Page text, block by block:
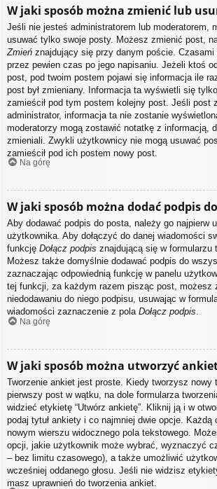
W jaki sposób można zmienić lub
Jeśli nie jesteś administratorem lub moderatorem,
usuwać tylko swoje posty. Możesz zmienić post,
Zmień znajdujący się przy danym poście.
przez pewien czas po jego napisaniu. Jeżeli ktoś
post, pod twoim postem pojawi się informacja ile
post był zmieniany. Informacja ta wyświetli się
zamieścił pod tym postem kolejny post. Jeśli post
administrator, informacja ta nie zostanie
moderatorzy mogą zostawić notatkę z informacją,
zmieniali. Zwykli użytkownicy nie mogą usuwać
zamieścił pod ich postem nowy post.
Na górę
W jaki sposób można dodać podpis
Aby dodawać podpis do posta, należy go najpierw
użytkownika. Aby dołączyć do danej wiadomości
funkcję Dołącz podpis znajdującą się w formularzu
Możesz także domyślnie dodawać podpis do
zaznaczając odpowiednią funkcję w panelu
tej funkcji, za każdym razem pisząc post, możesz
niedodawaniu do niego podpisu, usuwając w
wiadomości zaznaczenie z pola Dołącz podpis.
Na górę
W jaki sposób można utworzyć
Tworzenie ankiet jest proste. Kiedy tworzysz nowy
pierwszy post w wątku, na dole formularza
widzieć etykietę “Utwórz ankietę”. Kliknij ją i w
podaj tytuł ankiety i co najmniej dwie opcje. Każdą
nowym wierszu widocznego pola tekstowego.
opcji, jakie użytkownik może wybrać, wyznaczyć
– bez limitu czasowego), a także umożliwić
wcześniej oddanego głosu. Jeśli nie widzisz
masz uprawnień do tworzenia ankiet.